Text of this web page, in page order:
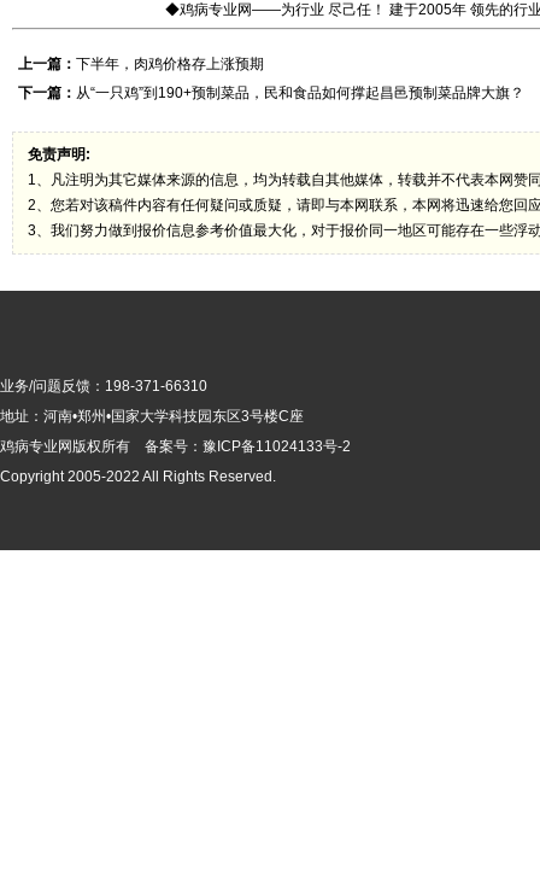
◆鸡病专业网——为行业 尽己任！ 建于2005年 领先的行
上一篇： 下半年，肉鸡价格存上涨预期
下一篇： 从“一只鸡”到190+预制菜品，民和食品如何撑起昌邑预制菜品牌大旗？
免责声明:
1、凡注明为其它媒体来源的信息，均为转载自其他媒体，转载并不代表本网赞
2、您若对该稿件内容有任何疑问或质疑，请即与本网联系，本网将迅速给您回
3、我们努力做到报价信息参考价值最大化，对于报价同一地区可能存在一些浮
业务/问题反馈：198-371-66310
地址：河南•郑州•国家大学科技园东区3号楼C座
鸡病专业网版权所有 备案号： 豫ICP备11024133号-2
Copyright 2005-2022 All Rights Reserved.